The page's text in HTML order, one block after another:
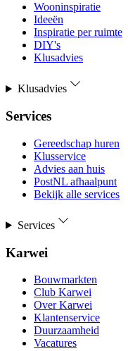
Wooninspiratie
Ideeën
Inspiratie per ruimte
DIY's
Klusadvies
Klusadvies
Services
Gereedschap huren
Klusservice
Advies aan huis
PostNL afhaalpunt
Bekijk alle services
Services
Karwei
Bouwmarkten
Club Karwei
Over Karwei
Klantenservice
Duurzaamheid
Vacatures